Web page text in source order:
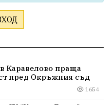
Каравелово праща
пред Окръжния съд
1654